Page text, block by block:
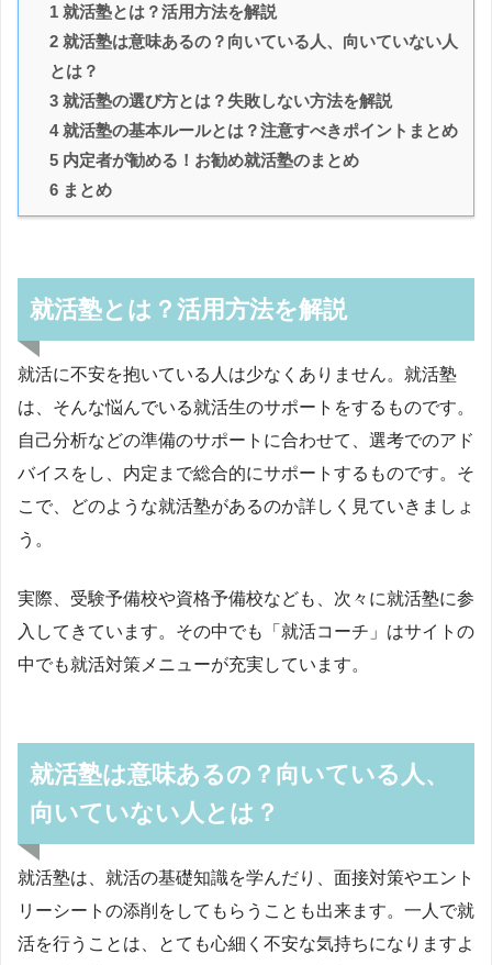
1 就活塾とは？活用方法を解説
2 就活塾は意味あるの？向いている人、向いていない人
とは？
3 就活塾の選び方とは？失敗しない方法を解説
4 就活塾の基本ルールとは？注意すべきポイントまとめ
5 内定者が勧める！お勧め就活塾のまとめ
6 まとめ
就活塾とは？活用方法を解説
就活に不安を抱いている人は少なくありません。就活塾
は、そんな悩んでいる就活生のサポートをするものです。
自己分析などの準備のサポートに合わせて、選考でのアド
バイスをし、内定まで総合的にサポートするものです。そ
こで、どのような就活塾があるのか詳しく見ていきましょ
う。
実際、受験予備校や資格予備校なども、次々に就活塾に参
入してきています。その中でも「就活コーチ」はサイトの
中でも就活対策メニューが充実しています。
就活塾は意味あるの？向いている人、
向いていない人とは？
就活塾は、就活の基礎知識を学んだり、面接対策やエント
リーシートの添削をしてもらうことも出来ます。一人で就
活を行うことは、とても心細く不安な気持ちになりますよ